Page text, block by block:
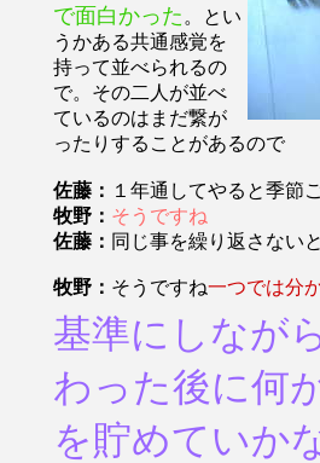
で面白かった 。とい
うかある共通感覚を
持って並べられるの
で。その二人が並べ
ているのはまだ繋が
ったりすることがあるので
佐藤： １年通してやると季節
牧野： そうですね
佐藤： 同じ事を繰り返さない
牧野： そうですね一つでは分
基準にしなが
わった後に何
を貯めていか